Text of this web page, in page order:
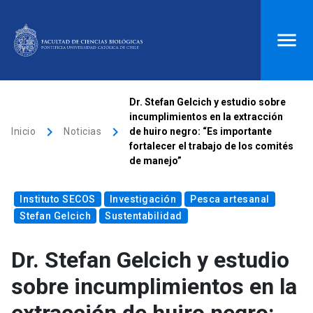
Donaciones launch
Correo launch
Quiénes somos
Inicio keyboard_arrow_right Noticias keyboard_arrow_right
Dr. Stefan Gelcich y estudio sobre
incumplimientos en la extracción
de huiro negro: “Es importante
fortalecer el trabajo de los comités
de manejo”
Instituto SECOS Investigación
Pesca artesanal
Stefan Gelcich
Sustentabilidad
Dr. Stefan Gelcich y estudio
sobre incumplimientos en la